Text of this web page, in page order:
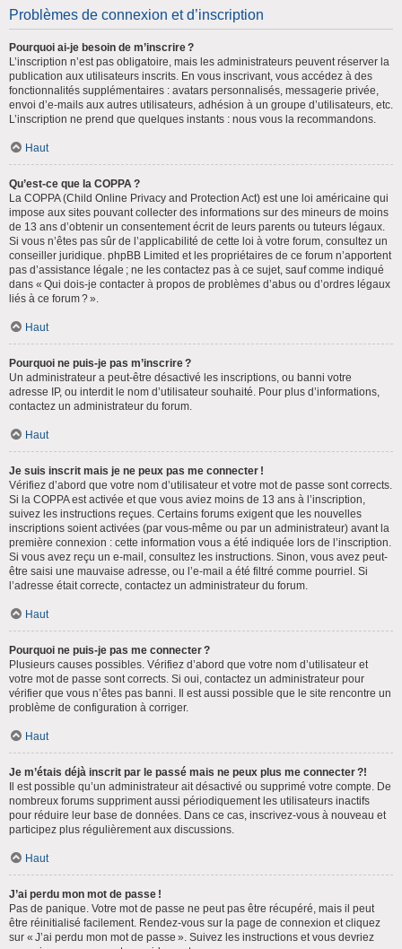
Problèmes de connexion et d’inscription
Pourquoi ai-je besoin de m’inscrire ?
L’inscription n’est pas obligatoire, mais les administrateurs peuvent réserver la
publication aux utilisateurs inscrits. En vous inscrivant, vous accédez à des
fonctionnalités supplémentaires : avatars personnalisés, messagerie privée,
envoi d’e-mails aux autres utilisateurs, adhésion à un groupe d’utilisateurs, etc.
L’inscription ne prend que quelques instants : nous vous la recommandons.
Haut
Qu’est-ce que la COPPA ?
La COPPA (Child Online Privacy and Protection Act) est une loi américaine qui
impose aux sites pouvant collecter des informations sur des mineurs de moins
de 13 ans d’obtenir un consentement écrit de leurs parents ou tuteurs légaux.
Si vous n’êtes pas sûr de l’applicabilité de cette loi à votre forum, consultez un
conseiller juridique. phpBB Limited et les propriétaires de ce forum n’apportent
pas d’assistance légale ; ne les contactez pas à ce sujet, sauf comme indiqué
dans « Qui dois-je contacter à propos de problèmes d’abus ou d’ordres légaux
liés à ce forum ? ».
Haut
Pourquoi ne puis-je pas m’inscrire ?
Un administrateur a peut-être désactivé les inscriptions, ou banni votre
adresse IP, ou interdit le nom d’utilisateur souhaité. Pour plus d’informations,
contactez un administrateur du forum.
Haut
Je suis inscrit mais je ne peux pas me connecter !
Vérifiez d’abord que votre nom d’utilisateur et votre mot de passe sont corrects.
Si la COPPA est activée et que vous aviez moins de 13 ans à l’inscription,
suivez les instructions reçues. Certains forums exigent que les nouvelles
inscriptions soient activées (par vous-même ou par un administrateur) avant la
première connexion : cette information vous a été indiquée lors de l’inscription.
Si vous avez reçu un e-mail, consultez les instructions. Sinon, vous avez peut-
être saisi une mauvaise adresse, ou l’e-mail a été filtré comme pourriel. Si
l’adresse était correcte, contactez un administrateur du forum.
Haut
Pourquoi ne puis-je pas me connecter ?
Plusieurs causes possibles. Vérifiez d’abord que votre nom d’utilisateur et
votre mot de passe sont corrects. Si oui, contactez un administrateur pour
vérifier que vous n’êtes pas banni. Il est aussi possible que le site rencontre un
problème de configuration à corriger.
Haut
Je m’étais déjà inscrit par le passé mais ne peux plus me connecter ?!
Il est possible qu’un administrateur ait désactivé ou supprimé votre compte. De
nombreux forums suppriment aussi périodiquement les utilisateurs inactifs
pour réduire leur base de données. Dans ce cas, inscrivez-vous à nouveau et
participez plus régulièrement aux discussions.
Haut
J’ai perdu mon mot de passe !
Pas de panique. Votre mot de passe ne peut pas être récupéré, mais il peut
être réinitialisé facilement. Rendez-vous sur la page de connexion et cliquez
sur « J’ai perdu mon mot de passe ». Suivez les instructions et vous devriez